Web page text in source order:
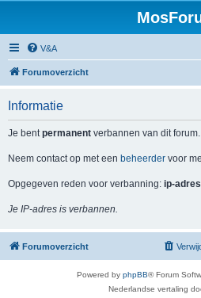
V&A
Forumoverzicht
Informatie
Je bentpermanent verbannen van dit forum.
Neem contact op met een beheerder voor
Opgegeven reden voor verbanning: ip-
Je IP-adres is verbannen.
Forumoverzicht
Powered by phpBB® Forum
Nederlandse vertaling